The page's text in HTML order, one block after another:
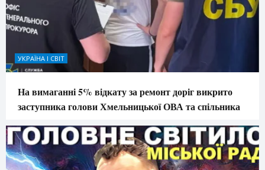
УКРАЇНА І СВІТ
На вимаганні 5% відкату за ремонт доріг викрито
заступника голови Хмельницької ОВА та спільника